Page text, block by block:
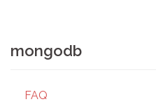
mongodb
FAQ